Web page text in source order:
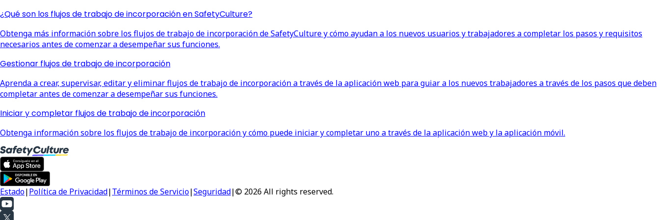
¿Qué son los flujos de trabajo de incorporación en SafetyCulture?
Obtenga más información sobre los flujos de trabajo de incorporación de SafetyCulture y cómo ayudan a los nuevos usuarios y trabajadores a completar los pasos y requisitos
necesarios antes de comenzar a desempeñar sus funciones.
Gestionar flujos de trabajo de incorporación
Aprenda a crear, supervisar, editar y eliminar flujos de trabajo de incorporación a través de la aplicación web para guiar a los nuevos trabajadores a través de los pasos que deben
completar antes de comenzar a desempeñar sus funciones.
Iniciar y completar flujos de trabajo de incorporación
Obtenga información sobre los flujos de trabajo de incorporación y cómo puede iniciar y completar uno a través de la aplicación web y la aplicación móvil.
Estado|Política de Privacidad|Términos de Servicio|Seguridad|© 2026 All rights reserved.